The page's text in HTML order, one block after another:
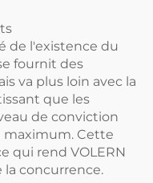
de l'existence du
fournit des
va plus loin avec la
que les
de conviction
maximum. Cette
qui rend VOLERN
la concurrence.